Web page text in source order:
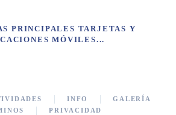
PRINCIPALES TARJETAS Y
MÓVILES...
INFO
GALERÍA
PRIVACIDAD